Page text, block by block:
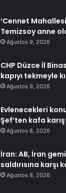
‘Cennet
Temizsoy anne
Ağustos 9, 2026
CHP Düzce İl
kapıyı tekmeyle
Ağustos 9, 2026
Evlenecekleri
Şef’ten kafa
Ağustos 8, 2026
İran: AB, İran
saldırısına karşı
Ağustos 8, 2026